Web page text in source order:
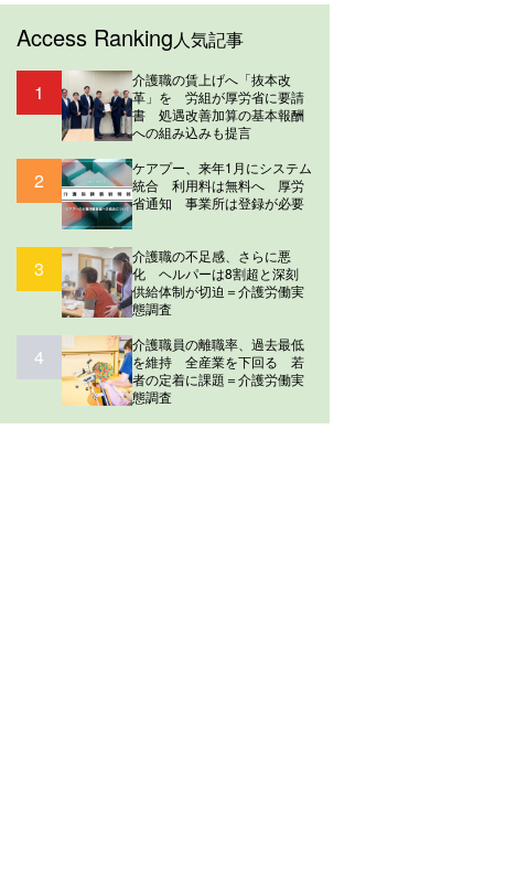
Access Ranking人気記事
1
介護職の賃上げへ「抜本改
革」を 労組が厚労省に要請
書 処遇改善加算の基本報酬
への組み込みも提言
2
ケアプー、来年1月にシステム
統合 利用料は無料へ 厚労
省通知 事業所は登録が必要
3
介護職の不足感、さらに悪
化 ヘルパーは8割超と深刻
供給体制が切迫＝介護労働実
態調査
4
介護職員の離職率、過去最低
を維持 全産業を下回る 若
者の定着に課題＝介護労働実
態調査